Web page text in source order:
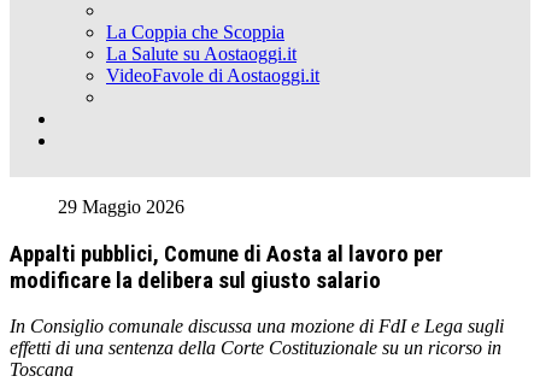
La Coppia che Scoppia
La Salute su Aostaoggi.it
VideoFavole di Aostaoggi.it
29 Maggio 2026
Appalti pubblici, Comune di Aosta al lavoro per
modificare la delibera sul giusto salario
In Consiglio comunale discussa una mozione di FdI e Lega sugli
effetti di una sentenza della Corte Costituzionale su un ricorso in
Toscana